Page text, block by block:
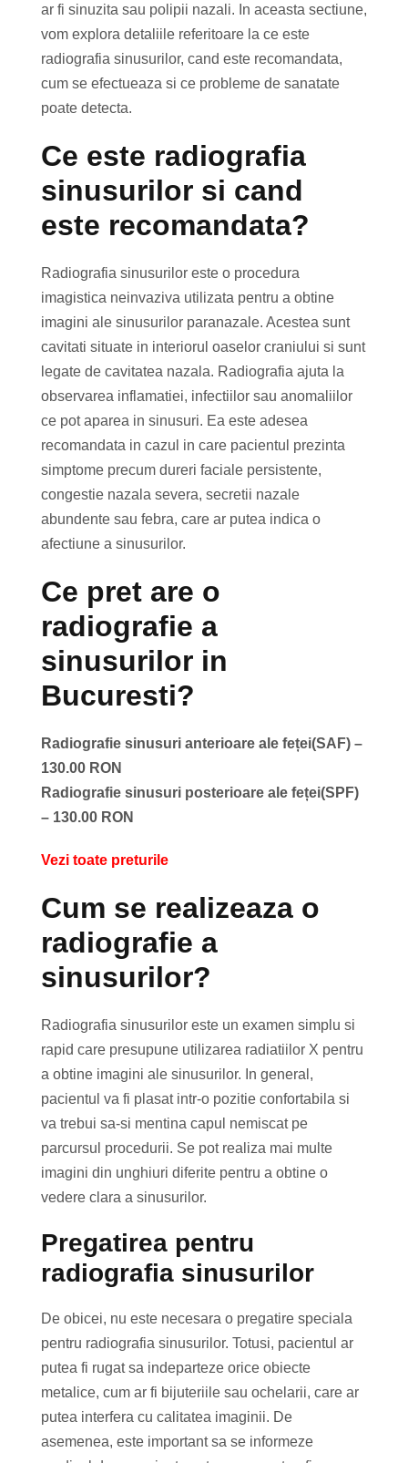
ar fi sinuzita sau polipii nazali. In aceasta sectiune,
vom explora detaliile referitoare la ce este
radiografia sinusurilor, cand este recomandata,
cum se efectueaza si ce probleme de sanatate
poate detecta.
Ce este radiografia
sinusurilor si cand
este recomandata?
Radiografia sinusurilor este o procedura
imagistica neinvaziva utilizata pentru a obtine
imagini ale sinusurilor paranazale. Acestea sunt
cavitati situate in interiorul oaselor craniului si sunt
legate de cavitatea nazala. Radiografia ajuta la
observarea inflamatiei, infectiilor sau anomaliilor
ce pot aparea in sinusuri. Ea este adesea
recomandata in cazul in care pacientul prezinta
simptome precum dureri faciale persistente,
congestie nazala severa, secretii nazale
abundente sau febra, care ar putea indica o
afectiune a sinusurilor.
Ce pret are o
radiografie a
sinusurilor in
Bucuresti?
Radiografie sinusuri anterioare ale feței(SAF) –
130.00 RON
Radiografie sinusuri posterioare ale feței(SPF)
– 130.00 RON
Vezi toate preturile
Cum se realizeaza o
radiografie a
sinusurilor?
Radiografia sinusurilor este un examen simplu si
rapid care presupune utilizarea radiatiilor X pentru
a obtine imagini ale sinusurilor. In general,
pacientul va fi plasat intr-o pozitie confortabila si
va trebui sa-si mentina capul nemiscat pe
parcursul procedurii. Se pot realiza mai multe
imagini din unghiuri diferite pentru a obtine o
vedere clara a sinusurilor.
Pregatirea pentru
radiografia sinusurilor
De obicei, nu este necesara o pregatire speciala
pentru radiografia sinusurilor. Totusi, pacientul ar
putea fi rugat sa indeparteze orice obiecte
metalice, cum ar fi bijuteriile sau ochelarii, care ar
putea interfera cu calitatea imaginii. De
asemenea, este important sa se informeze